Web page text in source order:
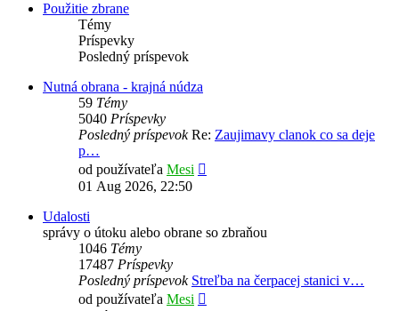
Použitie zbrane
Témy
Príspevky
Posledný príspevok
Nutná obrana - krajná núdza
59 Témy
5040 Príspevky
Posledný príspevokRe: Zaujimavy clanok co sa deje
p…
od používateľa Mesi
01 Aug 2026, 22:50
Udalosti
správy o útoku alebo obrane so zbraňou
1046 Témy
17487 Príspevky
Posledný príspevok Streľba na čerpacej stanici v…
od používateľa Mesi